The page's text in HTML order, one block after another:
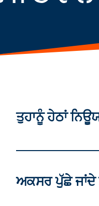
ਤੁਹਾਨੂੰ ਹੇਠਾਂ
ਅਕਸਰ ਪੁੱਛੇ ਜਾਂਦੇ